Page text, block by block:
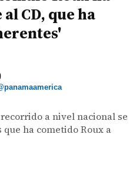
CD, que ha
a nivel nacional se
ha cometido Roux a